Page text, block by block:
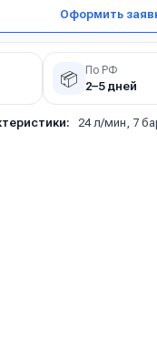
Оформить
📦 По РФ
2–5 дней
24 л/мин, 7